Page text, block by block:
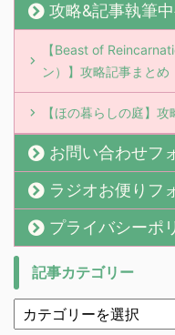
攻略&記事執筆
【Beast of
ン）】攻略記事まとめ
【ほの暮らしの庭】
お問い合わせフ
ラジオお便りフ
プライバシーポ
記事カテゴリー